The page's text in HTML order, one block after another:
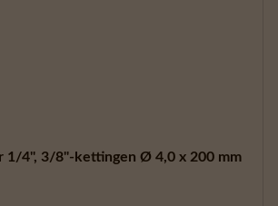
1/4", 3/8"-kettingen Ø 4,0 x 200 mm